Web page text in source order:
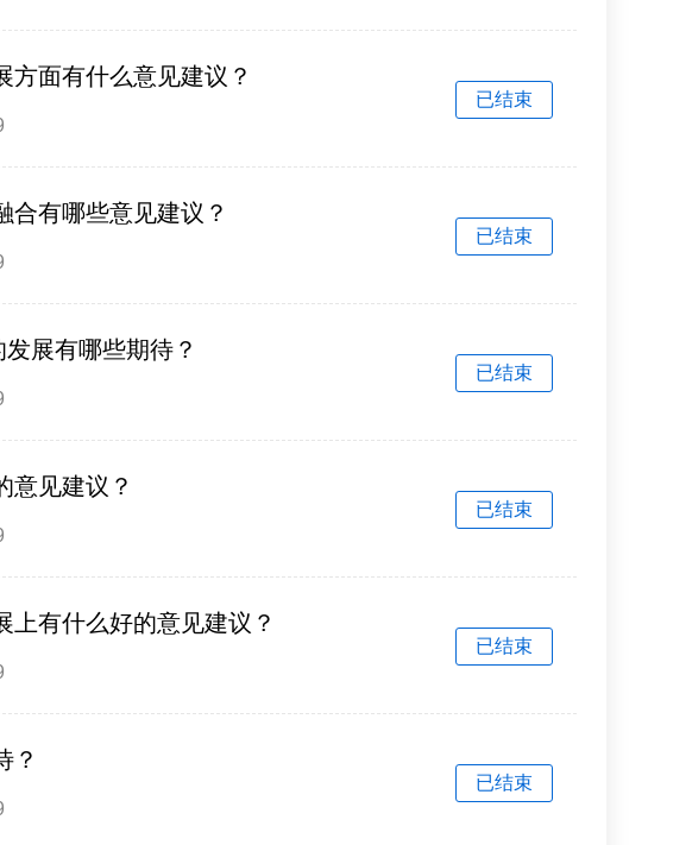
方面有什么意见建议？
已结束
合有哪些意见建议？
已结束
展有哪些期待？
已结束
意见建议？
已结束
上有什么好的意见建议？
已结束
？
已结束